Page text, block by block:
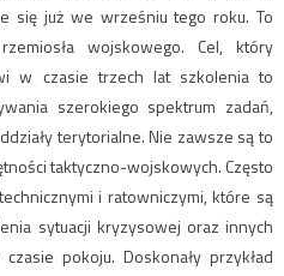
się już we wrześniu tego roku. To
wojskowego. Cel, który
w czasie trzech lat szkolenia to
szerokiego spektrum zadań,
terytorialne. Nie zawsze są to
taktyczno-wojskowych. Często
i ratowniczymi, które są
sytuacji kryzysowej oraz innych
pokoju. Doskonały przykład